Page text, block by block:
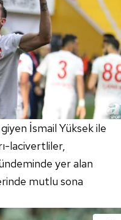
İsmail Yüksek ile
lacivertliler,
yer alan
mutlu sona